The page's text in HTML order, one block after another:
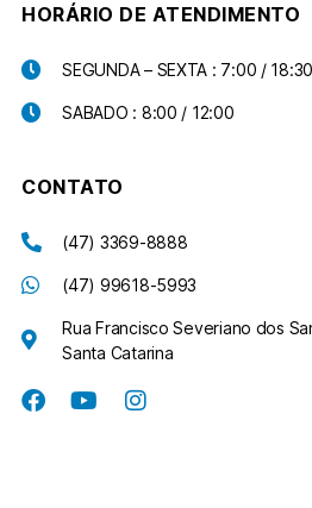
HORÁRIO DE ATENDIMENTO
SEGUNDA – SEXTA : 7:00 / 18:30
SABADO : 8:00 / 12:00
CONTATO
(47) 3369-8888
(47) 99618-5993
Rua Francisco Severiano dos
Santa Catarina